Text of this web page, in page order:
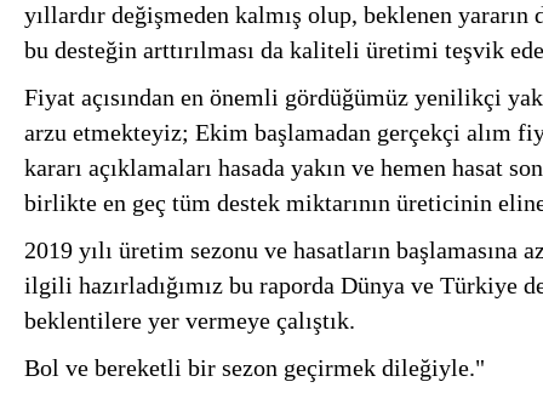
yıllardır değişmeden kalmış olup, beklenen yararın
bu desteğin arttırılması da kaliteli üretimi teşvik
Fiyat açısından en önemli gördüğümüz yenilikçi
arzu etmekteyiz; Ekim başlamadan gerçekçi alım
kararı açıklamaları hasada yakın ve hemen hasat
birlikte en geç tüm destek miktarının üreticinin
2019 yılı üretim sezonu ve hasatların başlamasına
ilgili hazırladığımız bu raporda Dünya ve Türkiye
beklentilere yer vermeye çalıştık.
Bol ve bereketli bir sezon geçirmek dileğiyle."